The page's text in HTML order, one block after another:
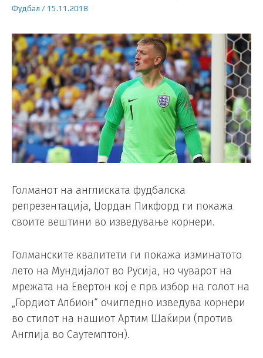
Фудбал / 15.11.2018
Голманот на англиската фудбалска
репрезентација, Џордан Пикфорд ги покажа
своите вештини во изведување корнери.
Голманските квалитети ги покажа изминатото
лето на Мундијалот во Русија, но чуварот на
мрежата на Евертон кој е прв избор на голот на
„Гордиот Албион“ очигледно изведува корнери
во стилот на нашиот Артим Шаќири (против
Англија во Саутемптон).